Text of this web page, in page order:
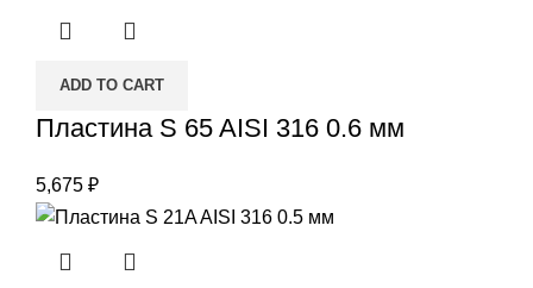
ADD TO CART
Пластина S 65 AISI 316 0.6 мм
5,675 ₽